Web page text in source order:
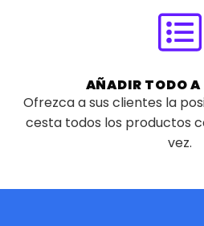
AÑADIR TODO
Ofrezca a sus clientes la
cesta todos los productos
vez.